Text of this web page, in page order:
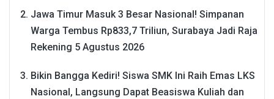
Jawa Timur Masuk 3 Besar Nasional! Simpanan
Warga Tembus Rp833,7 Triliun, Surabaya Jadi Raja
Rekening 5 Agustus 2026
Bikin Bangga Kediri! Siswa SMK Ini Raih Emas LKS
Nasional, Langsung Dapat Beasiswa Kuliah dan